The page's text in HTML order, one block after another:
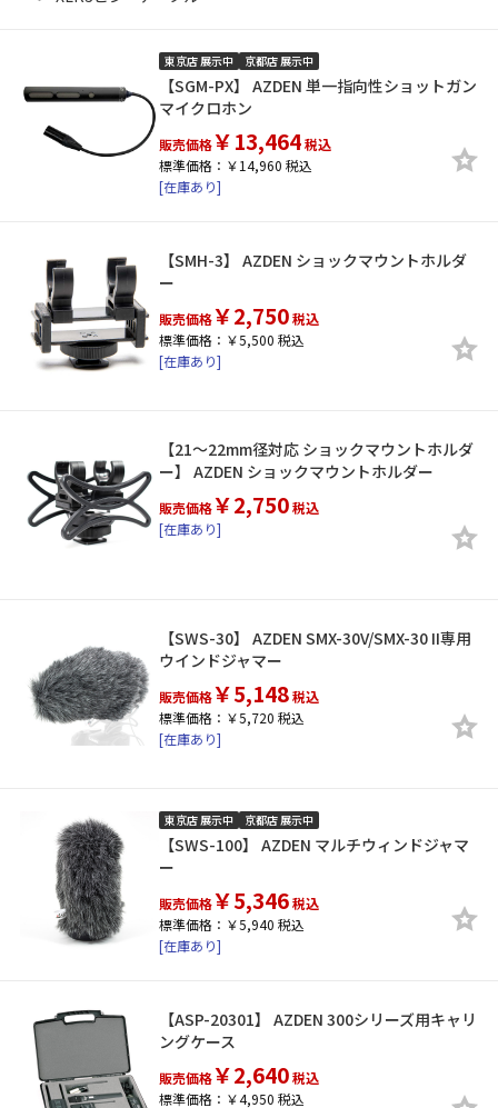
東京店 展示中 京都店 展示中
【SGM-PX】 AZDEN 単一指向性ショットガン
マイクロホン
販売価格￥13,464税込
標準価格：￥14,960 税込
[在庫あり]
【SMH-3】 AZDEN ショックマウントホルダ
ー
販売価格￥2,750税込
標準価格：￥5,500 税込
[在庫あり]
【21～22mm径対応 ショックマウントホルダ
ー】 AZDEN ショックマウントホルダー
販売価格￥2,750税込
[在庫あり]
【SWS-30】 AZDEN SMX-30V/SMX-30 II専用
ウインドジャマー
販売価格￥5,148税込
標準価格：￥5,720 税込
[在庫あり]
東京店 展示中 京都店 展示中
【SWS-100】 AZDEN マルチウィンドジャマ
ー
販売価格￥5,346税込
標準価格：￥5,940 税込
[在庫あり]
【ASP-20301】 AZDEN 300シリーズ用キャリ
ングケース
販売価格￥2,640税込
標準価格：￥4,950 税込